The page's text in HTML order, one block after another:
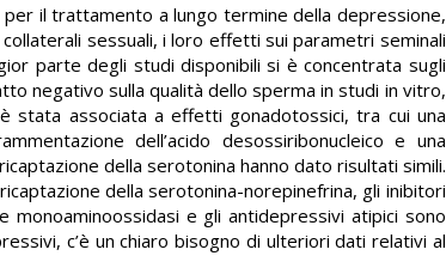
il trattamento a lungo termine della depressione,
sessuali, i loro effetti sui parametri seminali
parte degli studi disponibili si è concentrata sugli
negativo sulla qualità dello sperma in studi in vitro,
stata associata a effetti gonadotossici, tra cui una
dell’acido desossiribonucleico e una
della serotonina hanno dato risultati simili.
della serotonina-norepinefrina, gli inibitori
monoaminoossidasi e gli antidepressivi atipici sono
c’è un chiaro bisogno di ulteriori dati relativi al